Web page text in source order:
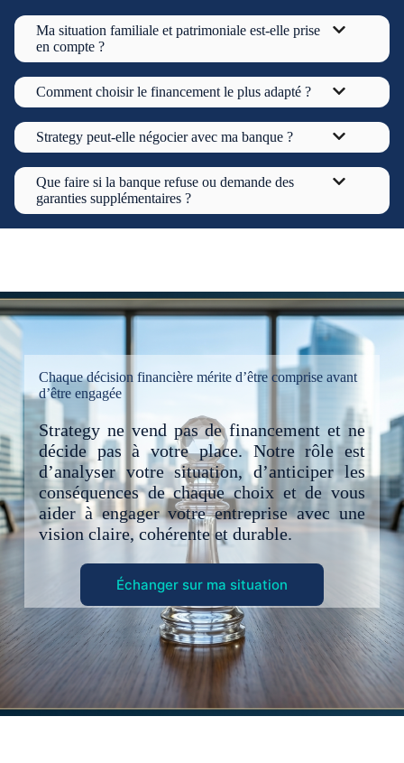
Ma situation familiale et patrimoniale est-elle prise
en compte ?
Comment choisir le financement le plus adapté ?
Strategy peut-elle négocier avec ma banque ?
Que faire si la banque refuse ou demande des
garanties supplémentaires ?
Chaque décision financière mérite d’être comprise avant
d’être engagée
Strategy ne vend pas de financement et ne
décide pas à votre place. Notre rôle est
d’analyser votre situation, d’anticiper les
conséquences de chaque choix et de vous
aider à engager votre entreprise avec une
vision claire, cohérente et durable.
Échanger sur ma situation